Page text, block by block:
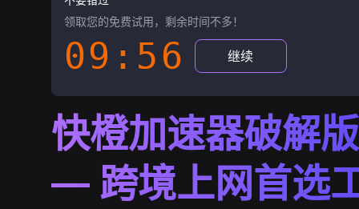
领取您的免费试用，剩余时间不多！
09:55 继续
快橙加速器破解
— 跨境上网首选